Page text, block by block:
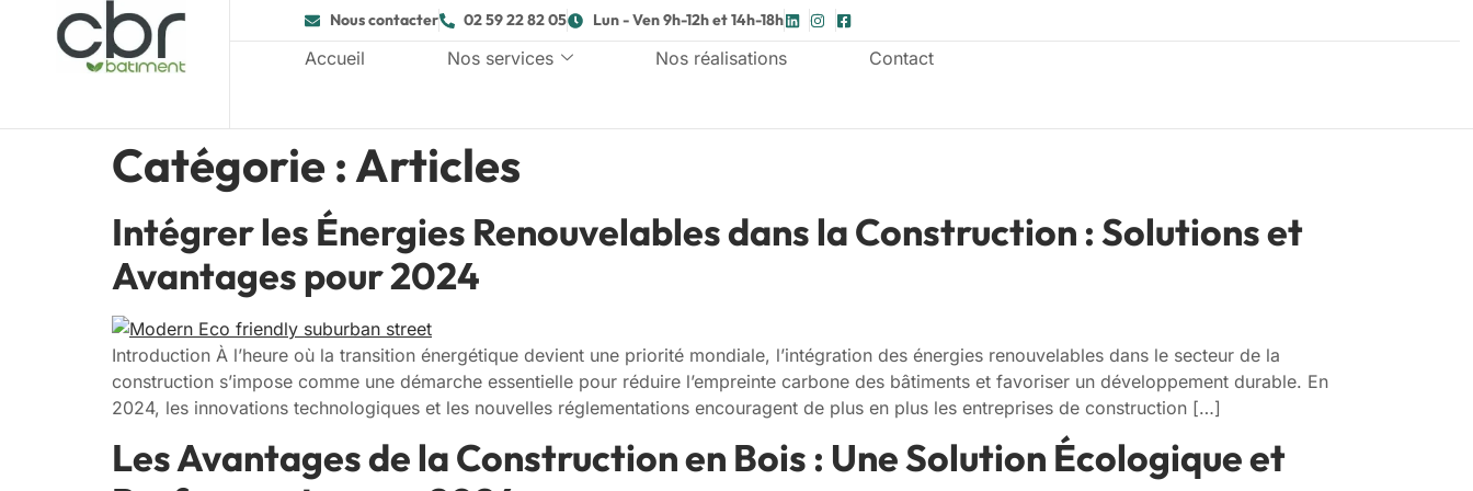
Nous contacter 02 59 22 82 05 Lun - Ven 9h-12h et 14h-18h
Accueil Nos services Nos réalisations Contact
Catégorie :Articles
Intégrer les Énergies Renouvelables dans la Construction : Solutions et
Avantages pour 2024
Introduction À l’heure où la transition énergétique devient une priorité mondiale, l’intégration des énergies renouvelables dans le secteur de la
construction s’impose comme une démarche essentielle pour réduire l’empreinte carbone des bâtiments et favoriser un développement durable. En
2024, les innovations technologiques et les nouvelles réglementations encouragent de plus en plus les entreprises de construction […]
Les Avantages de la Construction en Bois : Une Solution Écologique et